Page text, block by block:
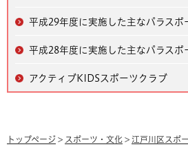
平成29年度に実施した主なパラスポ
平成28年度に実施した主なパラスポ
アクティブKIDSスポーツクラブ
トップページ > スポーツ・文化 > 江戸川区スポ